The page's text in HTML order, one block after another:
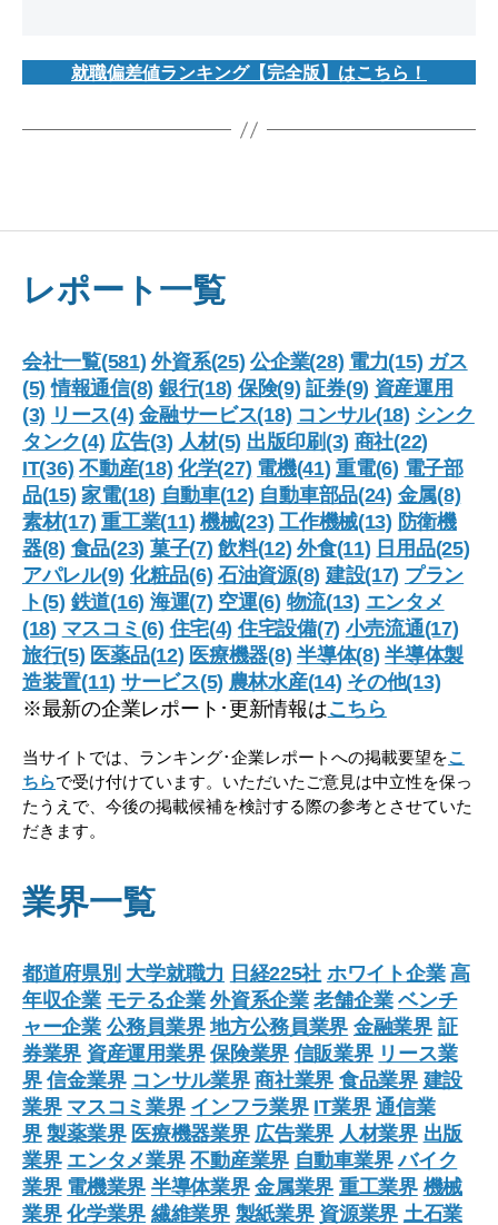
就職偏差値ランキング【完全版】はこちら！
レポート一覧
会社一覧(581) 外資系(25) 公企業(28) 電力(15) ガス
(5) 情報通信(8) 銀行(18) 保険(9) 証券(9) 資産運用
(3) リース(4) 金融サービス(18) コンサル(18) シンク
タンク(4) 広告(3) 人材(5) 出版印刷(3) 商社(22)
IT(36) 不動産(18) 化学(27) 電機(41) 重電(6) 電子部
品(15) 家電(18) 自動車(12) 自動車部品(24) 金属(8)
素材(17) 重工業(11) 機械(23) 工作機械(13) 防衛機
器(8) 食品(23) 菓子(7) 飲料(12) 外食(11) 日用品(25)
アパレル(9) 化粧品(6) 石油資源(8) 建設(17) プラン
ト(5) 鉄道(16) 海運(7) 空運(6) 物流(13) エンタメ
(18) マスコミ(6) 住宅(4) 住宅設備(7) 小売流通(17)
旅行(5) 医薬品(12) 医療機器(8) 半導体(8) 半導体製
造装置(11) サービス(5) 農林水産(14) その他(13)
※最新の企業レポート･更新情報はこちら
当サイトでは、ランキング･企業レポートへの掲載要望をこ
ちらで受け付けています。いただいたご意見は中立性を保っ
たうえで、今後の掲載候補を検討する際の参考とさせていた
だきます。
業界一覧
都道府県別 大学就職力 日経225社 ホワイト企業 高
年収企業 モテる企業 外資系企業 老舗企業 ベンチ
ャー企業 公務員業界 地方公務員業界 金融業界 証
券業界 資産運用業界 保険業界 信販業界 リース業
界 信金業界 コンサル業界 商社業界 食品業界 建設
業界 マスコミ業界 インフラ業界 IT業界 通信業
界 製薬業界 医療機器業界 広告業界 人材業界 出版
業界 エンタメ業界 不動産業界 自動車業界 バイク
業界 電機業界 半導体業界 金属業界 重工業界 機械
業界 化学業界 繊維業界 製紙業界 資源業界 土石業